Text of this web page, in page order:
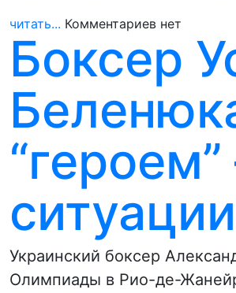
читать... Комментариев нет
Боксер
Украинский боксер
Олимпиады в Рио-де-